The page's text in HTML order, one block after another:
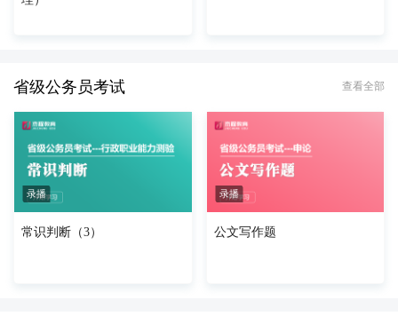
省级公务员考试 查看全部
录播
常识判断（3）
录播
公文写作题